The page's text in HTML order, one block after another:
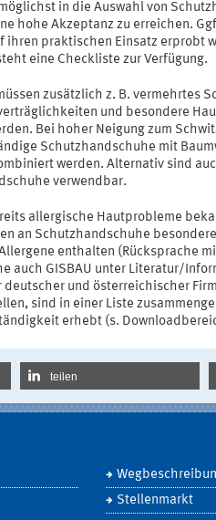
in die Auswahl von
hohe Akzeptanz zu erreichen.
ihren praktischen Einsatz erprobt
eine Checkliste zur Verfügung.
zusätzlich z. B. vermehrtes
und besondere
Bei hoher Neigung zum
Schutzhandschuhe mit
werden. Alternativ sind
verwendbar.
allergische Hautprobleme
an Schutzhandschuhe
enthalten (Rücksprache
auch GISBAU unter Literatur/
und österreichischer
sind in einer Liste
erhebt (s.
teilen
Stellenmarkt